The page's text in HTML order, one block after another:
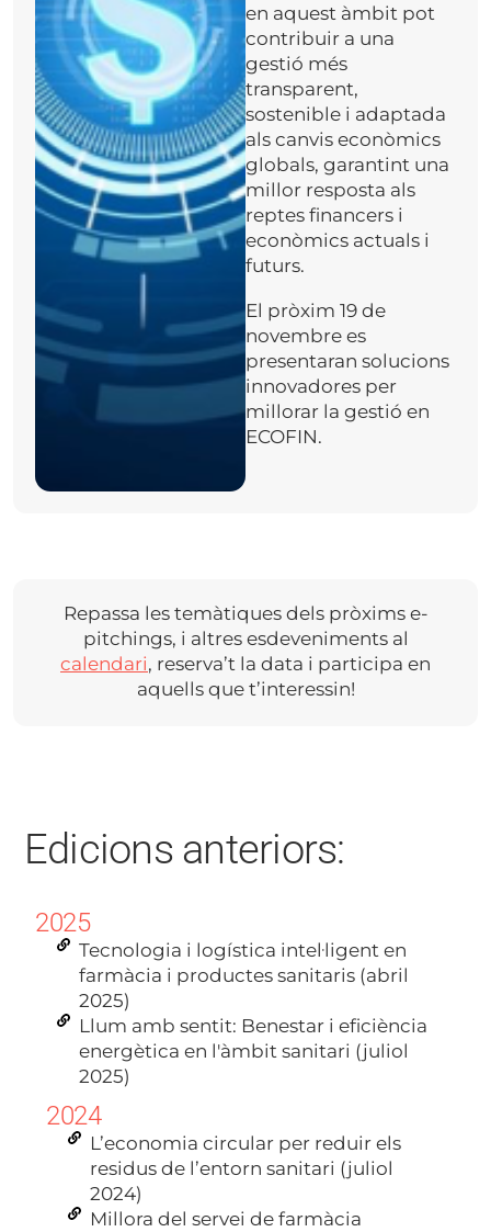
en aquest àmbit pot
contribuir a una
gestió més
transparent,
sostenible i adaptada
als canvis econòmics
globals, garantint una
millor resposta als
reptes financers i
econòmics actuals i
futurs.
El pròxim 19 de
novembre es
presentaran solucions
innovadores per
millorar la gestió en
ECOFIN.
Repassa les temàtiques dels pròxims e-
pitchings, i altres esdeveniments al
calendari, reserva’t la data i participa en
aquells que t’interessin!
Edicions anteriors:
2025
Tecnologia i logística intel·ligent en
farmàcia i productes sanitaris (abril
2025)
Llum amb sentit: Benestar i eficiència
energètica en l'àmbit sanitari (juliol
2025)
2024
L’economia circular per reduir els
residus de l’entorn sanitari (juliol
2024)
Millora del servei de farmàcia